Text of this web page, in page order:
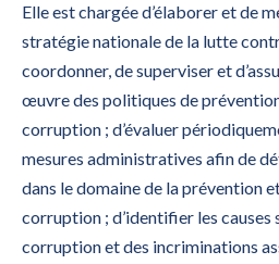
Elle est chargée d’élaborer et de
stratégie nationale de la lutte
coordonner, de superviser et
œuvre des politiques de
corruption ; d’évaluer
mesures administratives afin de
dans le domaine de la prévention
corruption ; d’identifier les causes
corruption et des incriminations